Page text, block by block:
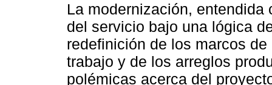
La modernización,
del servicio bajo una lógica
redefinición de los marcos
trabajo y de los arreglos
polémicas acerca del